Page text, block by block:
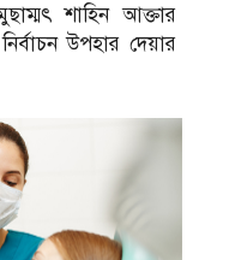
শাহিন আক্তার
উপহার দেয়ার